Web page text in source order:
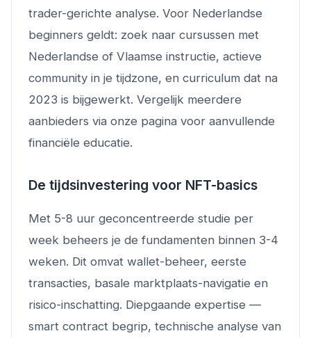
trader-gerichte analyse. Voor Nederlandse
beginners geldt: zoek naar cursussen met
Nederlandse of Vlaamse instructie, actieve
community in je tijdzone, en curriculum dat na
2023 is bijgewerkt. Vergelijk meerdere
aanbieders via onze pagina voor aanvullende
financiële educatie.
De tijdsinvestering voor NFT-basics
Met 5-8 uur geconcentreerde studie per
week beheers je de fundamenten binnen 3-4
weken. Dit omvat wallet-beheer, eerste
transacties, basale marktplaats-navigatie en
risico-inschatting. Diepgaande expertise —
smart contract begrip, technische analyse van